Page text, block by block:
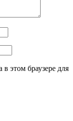
этом браузере для